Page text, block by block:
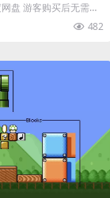
盘 游客购买后无需登
482